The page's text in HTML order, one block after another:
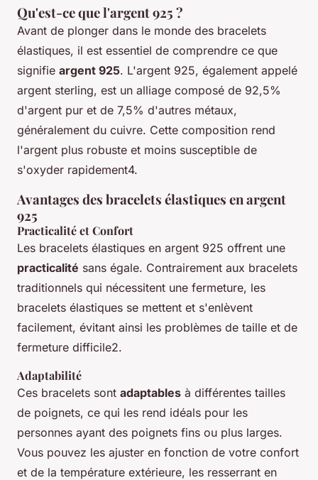
Qu'est-ce que l'argent 925 ?
Avant de plonger dans le monde des bracelets
élastiques, il est essentiel de comprendre ce que
signifie argent 925. L'argent 925, également appelé
argent sterling, est un alliage composé de 92,5%
d'argent pur et de 7,5% d'autres métaux,
généralement du cuivre. Cette composition rend
l'argent plus robuste et moins susceptible de
s'oxyder rapidement4.
Avantages des bracelets élastiques en argent
925
Practicalité et Confort
Les bracelets élastiques en argent 925 offrent une
practicalité sans égale. Contrairement aux bracelets
traditionnels qui nécessitent une fermeture, les
bracelets élastiques se mettent et s'enlèvent
facilement, évitant ainsi les problèmes de taille et de
fermeture difficile2.
Adaptabilité
Ces bracelets sont adaptables à différentes tailles
de poignets, ce qui les rend idéals pour les
personnes ayant des poignets fins ou plus larges.
Vous pouvez les ajuster en fonction de votre confort
et de la température extérieure, les resserrant en